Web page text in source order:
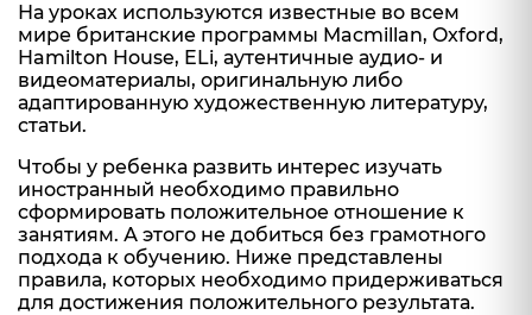
На уроках используются известные во всем
мире британские программы Macmillan, Oxford,
Hamilton House, ELi, аутентичные аудио- и
видеоматериалы, оригинальную либо
адаптированную художественную литературу,
статьи.
Чтобы у ребенка развить интерес изучать
иностранный необходимо правильно
сформировать положительное отношение к
занятиям. А этого не добиться без грамотного
подхода к обучению. Ниже представлены
правила, которых необходимо придерживаться
для достижения положительного результата.